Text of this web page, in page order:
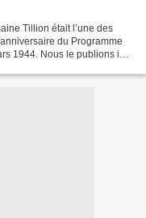
Tillion était l’une des
du Programme
1944. Nous le publions ici.